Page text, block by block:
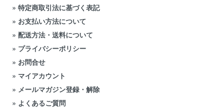
» 特定商取引法に基づく表記
» お支払い方法について
» 配送方法・送料について
» プライバシーポリシー
» お問合せ
» マイアカウント
» メールマガジン登録・解除
» よくあるご質問